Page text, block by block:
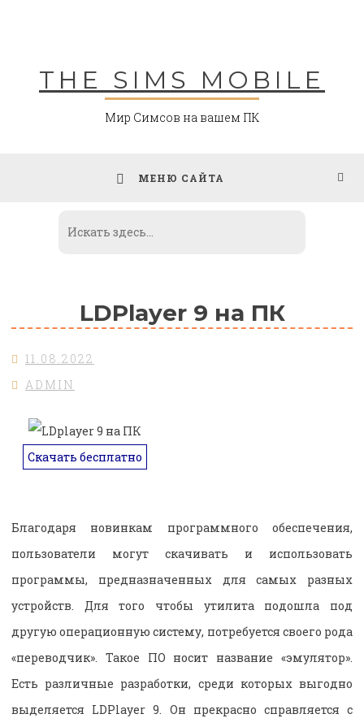
THE SIMS MOBILE
Мир Симсов на вашем ПК
МЕНЮ САЙТА
LDPlayer 9 на ПК
11.08.2022
ADMIN
Скачать бесплатно
Благодаря новинкам программного обеспечения,
пользователи могут скачивать и использовать
программы, предназначенных для самых разных
устройств. Для того чтобы утилита подошла под
другую операционную систему, потребуется своего рода
«переводчик». Такое ПО носит название «эмулятор».
Есть различные разработки, среди которых выгодно
выделяется LDPlayer 9. Он прекрасно справляется с